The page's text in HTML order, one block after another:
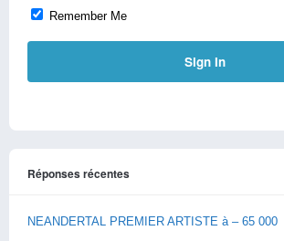
Remember Me
Réponses récentes
NEANDERTAL PREMIER ARTISTE à – 65 000